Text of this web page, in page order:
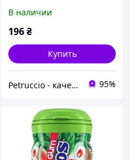
В наличии
196₴
Купить
Petruccio - качество и вкус Европы в вашем доме 95%